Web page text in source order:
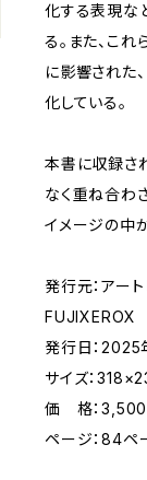
化する表現な
る。また、こ
に影響された
化している。
本書に収録さ
なく重ね合わ
イメージの中
発行元：アー
FUJIXEROX
発行日：2025
サイズ：
価 格：
ページ：84ペ